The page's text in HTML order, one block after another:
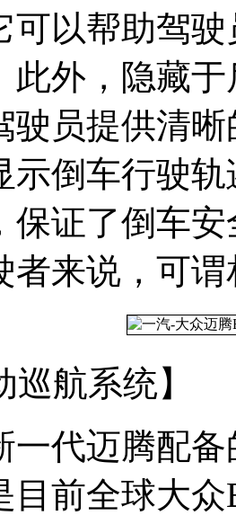
可以帮助驾
此外，隐藏
驶员提供清
示倒车行驶
保证了倒车
者来说，可
巡航系统】
一代迈腾配备
目前全球大